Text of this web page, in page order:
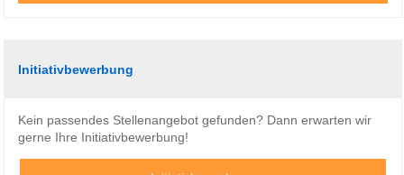
Initiativbewerbung
Kein passendes Stellenangebot gefunden? Dann erwarten wir
gerne Ihre Initiativbewerbung!